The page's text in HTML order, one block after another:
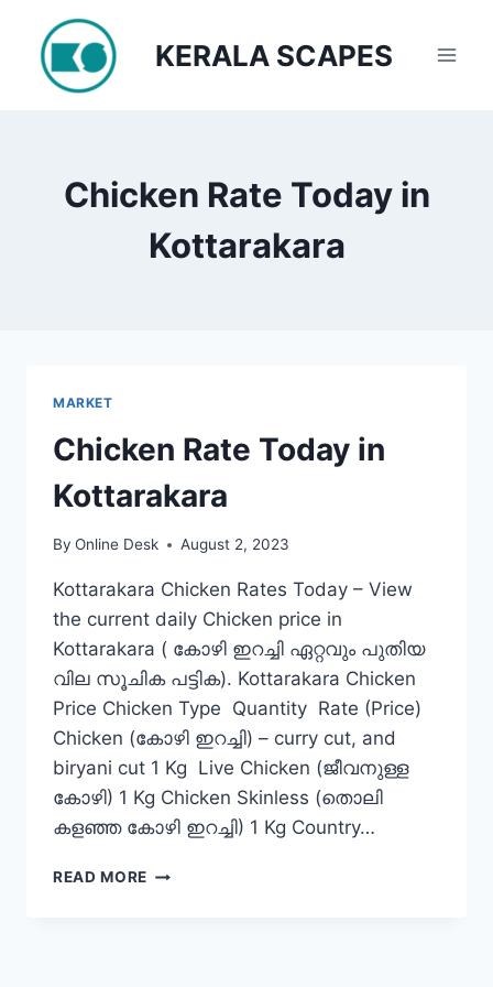
content
KERALA SCAPES
Chicken Rate Today in
Kottarakara
MARKET
Chicken Rate Today in
Kottarakara
By Online Desk August 2, 2023
Kottarakara Chicken Rates Today – View
the current daily Chicken price in
Kottarakara ( കോഴി ഇറച്ചി ഏറ്റവും പുതിയ
വില സൂചിക പട്ടിക). Kottarakara Chicken
Price Chicken Type Quantity Rate (Price)
Chicken (കോഴി ഇറച്ചി) – curry cut, and
biryani cut 1 Kg Live Chicken (ജീവനുള്ള
കോഴി) 1 Kg Chicken Skinless (തൊലി
കളഞ്ഞ കോഴി ഇറച്ചി) 1 Kg Country…
READ MORE CHICKEN